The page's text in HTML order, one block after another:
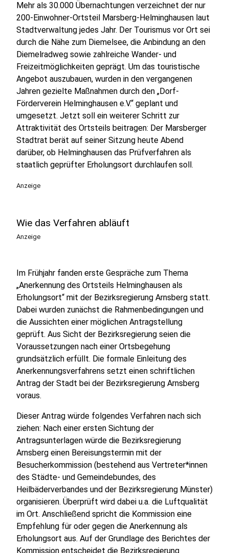
Mehr als 30.000 Übernachtungen verzeichnet der nur
200-Einwohner-Ortsteil Marsberg-Helminghausen laut
Stadtverwaltung jedes Jahr. Der Tourismus vor Ort sei
durch die Nähe zum Diemelsee, die Anbindung an den
Diemelradweg sowie zahlreiche Wander- und
Freizeitmöglichkeiten geprägt. Um das touristische
Angebot auszubauen, wurden in den vergangenen
Jahren gezielte Maßnahmen durch den „Dorf-
Förderverein Helminghausen e.V.“ geplant und
umgesetzt. Jetzt soll ein weiterer Schritt zur
Attraktivität des Ortsteils beitragen: Der Marsberger
Stadtrat berät auf seiner Sitzung heute Abend
darüber, ob Helminghausen das Prüfverfahren als
staatlich geprüfter Erholungsort durchlaufen soll.
Anzeige
Wie das Verfahren abläuft
Anzeige
Im Frühjahr fanden erste Gespräche zum Thema
„Anerkennung des Ortsteils Helminghausen als
Erholungsort“ mit der Bezirksregierung Arnsberg statt.
Dabei wurden zunächst die Rahmenbedingungen und
die Aussichten einer möglichen Antragstellung
geprüft. Aus Sicht der Bezirksregierung seien die
Voraussetzungen nach einer Ortsbegehung
grundsätzlich erfüllt. Die formale Einleitung des
Anerkennungsverfahrens setzt einen schriftlichen
Antrag der Stadt bei der Bezirksregierung Arnsberg
voraus.
Dieser Antrag würde folgendes Verfahren nach sich
ziehen: Nach einer ersten Sichtung der
Antragsunterlagen würde die Bezirksregierung
Arnsberg einen Bereisungstermin mit der
Besucherkommission (bestehend aus Vertreter*innen
des Städte- und Gemeindebundes, des
Heilbäderverbandes und der Bezirksregierung Münster)
organisieren. Überprüft wird dabei u.a. die Luftqualität
im Ort. Anschließend spricht die Kommission eine
Empfehlung für oder gegen die Anerkennung als
Erholungsort aus. Auf der Grundlage des Berichtes der
Kommission entscheidet die Bezirksregierung